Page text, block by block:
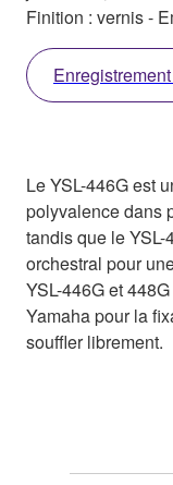
Finition : vernis -
Le YSL-446G est
polyvalence dans
tandis que le
orchestral pour
YSL-446G et
Yamaha pour la
souffler librement.